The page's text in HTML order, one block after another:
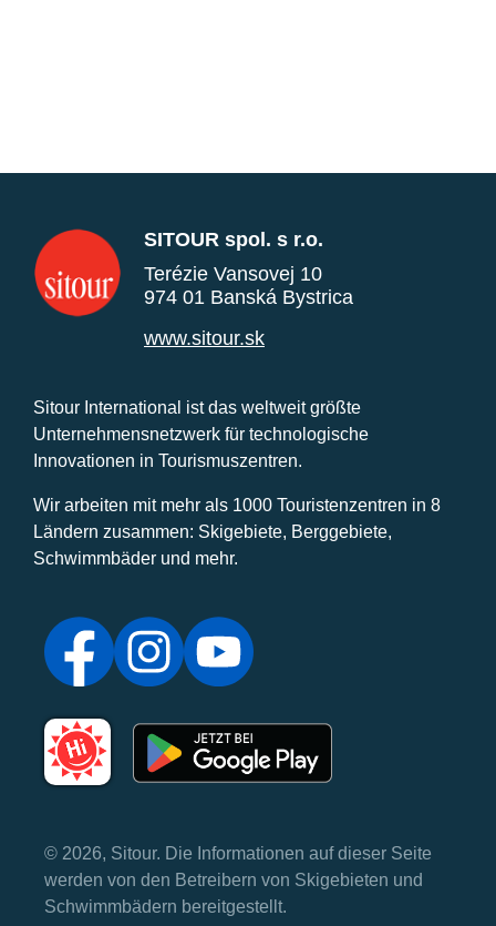
SITOUR spol. s r.o.
Terézie Vansovej 10
974 01 Banská Bystrica
www.sitour.sk
Sitour International ist das weltweit größte
Unternehmensnetzwerk für technologische
Innovationen in Tourismuszentren.
Wir arbeiten mit mehr als 1000 Touristenzentren in 8
Ländern zusammen: Skigebiete, Berggebiete,
Schwimmbäder und mehr.
© 2026, Sitour. Die Informationen auf dieser Seite
werden von den Betreibern von Skigebieten und
Schwimmbädern bereitgestellt.